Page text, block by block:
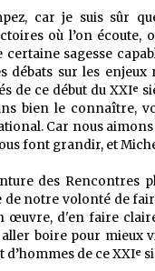
car je suis sûr
où l’on écoute,
certaine sagesse
débats sur les enjeux
de ce début du XXIᵉ
bien le connaître,
Car nous
font grandir, et
des Rencontres
de notre volonté de
œuvre, d'en faire
boire pour mieux
d’hommes de ce XXIᵉ